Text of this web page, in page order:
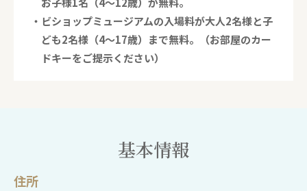
・ビショップミュージアムの入場料が大人2名様と子
ども2名様（4～17歳）まで無料。（お部屋のカー
ドキーをご提示ください）
基本情報
住所